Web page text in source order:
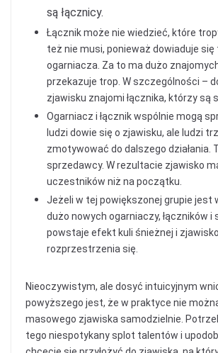
są łącznicy.
Łącznik może nie wiedzieć, które
też nie musi, ponieważ dowiaduje się
ogarniacza. Za to ma dużo
przekazuje trop. W szczególności –
zjawisku znajomi łącznika, którzy są
Ogarniacz i łącznik wspólnie mogą
ludzi dowie się o zjawisku, ale ludzi
zmotywować do dalszego działania.
sprzedawcy. W rezultacie zjawisko
uczestników niż na początku.
Jeżeli w tej powiększonej grupie jest
dużo nowych ogarniaczy, łączników i
powstaje efekt kuli śnieżnej i zjawisko
rozprzestrzenia się.
Nieoczywistym, ale dosyć intuicyjnym
powyższego jest, że w praktyce nie
masowego zjawiska samodzielnie.
tego niespotykany splot talentów i